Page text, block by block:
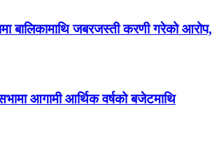
बालिकामाथि जबरजस्ती करणी गरेको आरोप,
आगामी आर्थिक वर्षको बजेटमाथि